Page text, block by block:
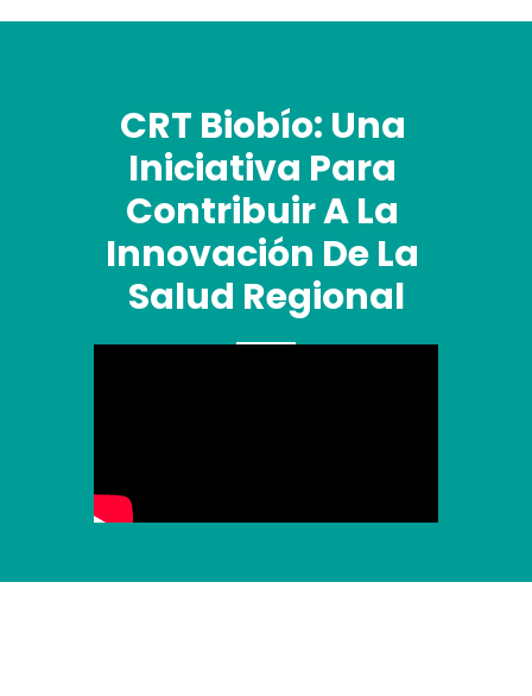
CRT Biobío: Una
Iniciativa Para
Contribuir A La
Innovación De La
Salud Regional